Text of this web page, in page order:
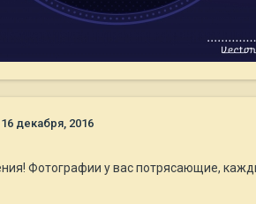
16 декабря, 2016
Фотографии у вас потрясающие,